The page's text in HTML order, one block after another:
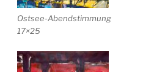
Ostsee-Abendstimmung
17×25